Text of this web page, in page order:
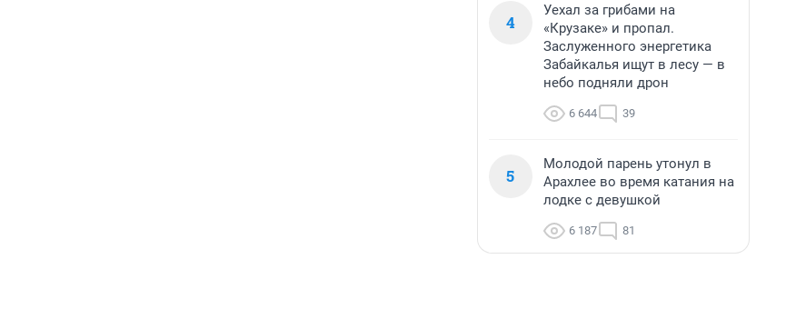
4
Уехал за грибами на
«Крузаке» и пропал.
Заслуженного энергетика
Забайкалья ищут в лесу — в
небо подняли дрон
6 644 39
5
Молодой парень утонул в
Арахлее во время катания на
лодке с девушкой
6 187 81